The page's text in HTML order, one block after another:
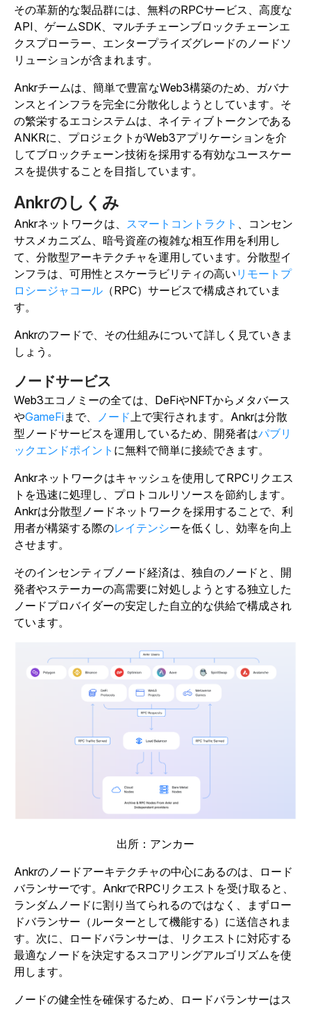
その革新的な製品群には、無料のRPCサービス、高度な
API、ゲームSDK、マルチチェーンブロックチェーンエ
クスプローラー、エンタープライズグレードのノードソ
リューションが含まれます。
Ankrチームは、簡単で豊富なWeb3構築のため、ガバナ
ンスとインフラを完全に分散化しようとしています。そ
の繁栄するエコシステムは、ネイティブトークンである
ANKRに、プロジェクトがWeb3アプリケーションを介
してブロックチェーン技術を採用する有効なユースケー
スを提供することを目指しています。
Ankrのしくみ
Ankrネットワークは、 スマートコントラクト 、コンセン
サスメカニズム、暗号資産の複雑な相互作用を利用し
て、分散型アーキテクチャを運用しています。分散型イ
ンフラは、可用性とスケーラビリティの高い リモートプ
ロシージャコール （RPC）サービスで構成されていま
す。
Ankrのフードで、その仕組みについて詳しく見ていきま
しょう。
ノードサービス
Web3エコノミーの全ては、DeFiやNFTからメタバース
やGameFiまで、 ノード上で実行されます。Ankrは分散
型ノードサービスを運用しているため、開発者はパブリ
ックエンドポイント に無料で簡単に接続できます。
Ankrネットワークはキャッシュを使用してRPCリクエス
トを迅速に処理し、プロトコルリソースを節約します。
Ankrは分散型ノードネットワークを採用することで、利
用者が構築する際のレイテンシーを低くし、効率を向上
させます。
そのインセンティブノード経済は、独自のノードと、開
発者やステーカーの高需要に対処しようとする独立した
ノードプロバイダーの安定した自立的な供給で構成され
ています。
出所：アンカー
Ankrのノードアーキテクチャの中心にあるのは、ロード
バランサーです。AnkrでRPCリクエストを受け取ると、
ランダムノードに割り当てられるのではなく、まずロー
ドバランサー（ルーターとして機能する）に送信されま
す。次に、ロードバランサーは、リクエストに対応する
最適なノードを決定するスコアリングアルゴリズムを使
用します。
ノードの健全性を確保するため、ロードバランサーはス